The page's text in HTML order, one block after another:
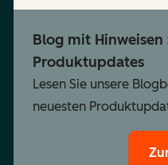
Blog mit Hinweisen
Produktupdates
Lesen Sie unsere
neuesten